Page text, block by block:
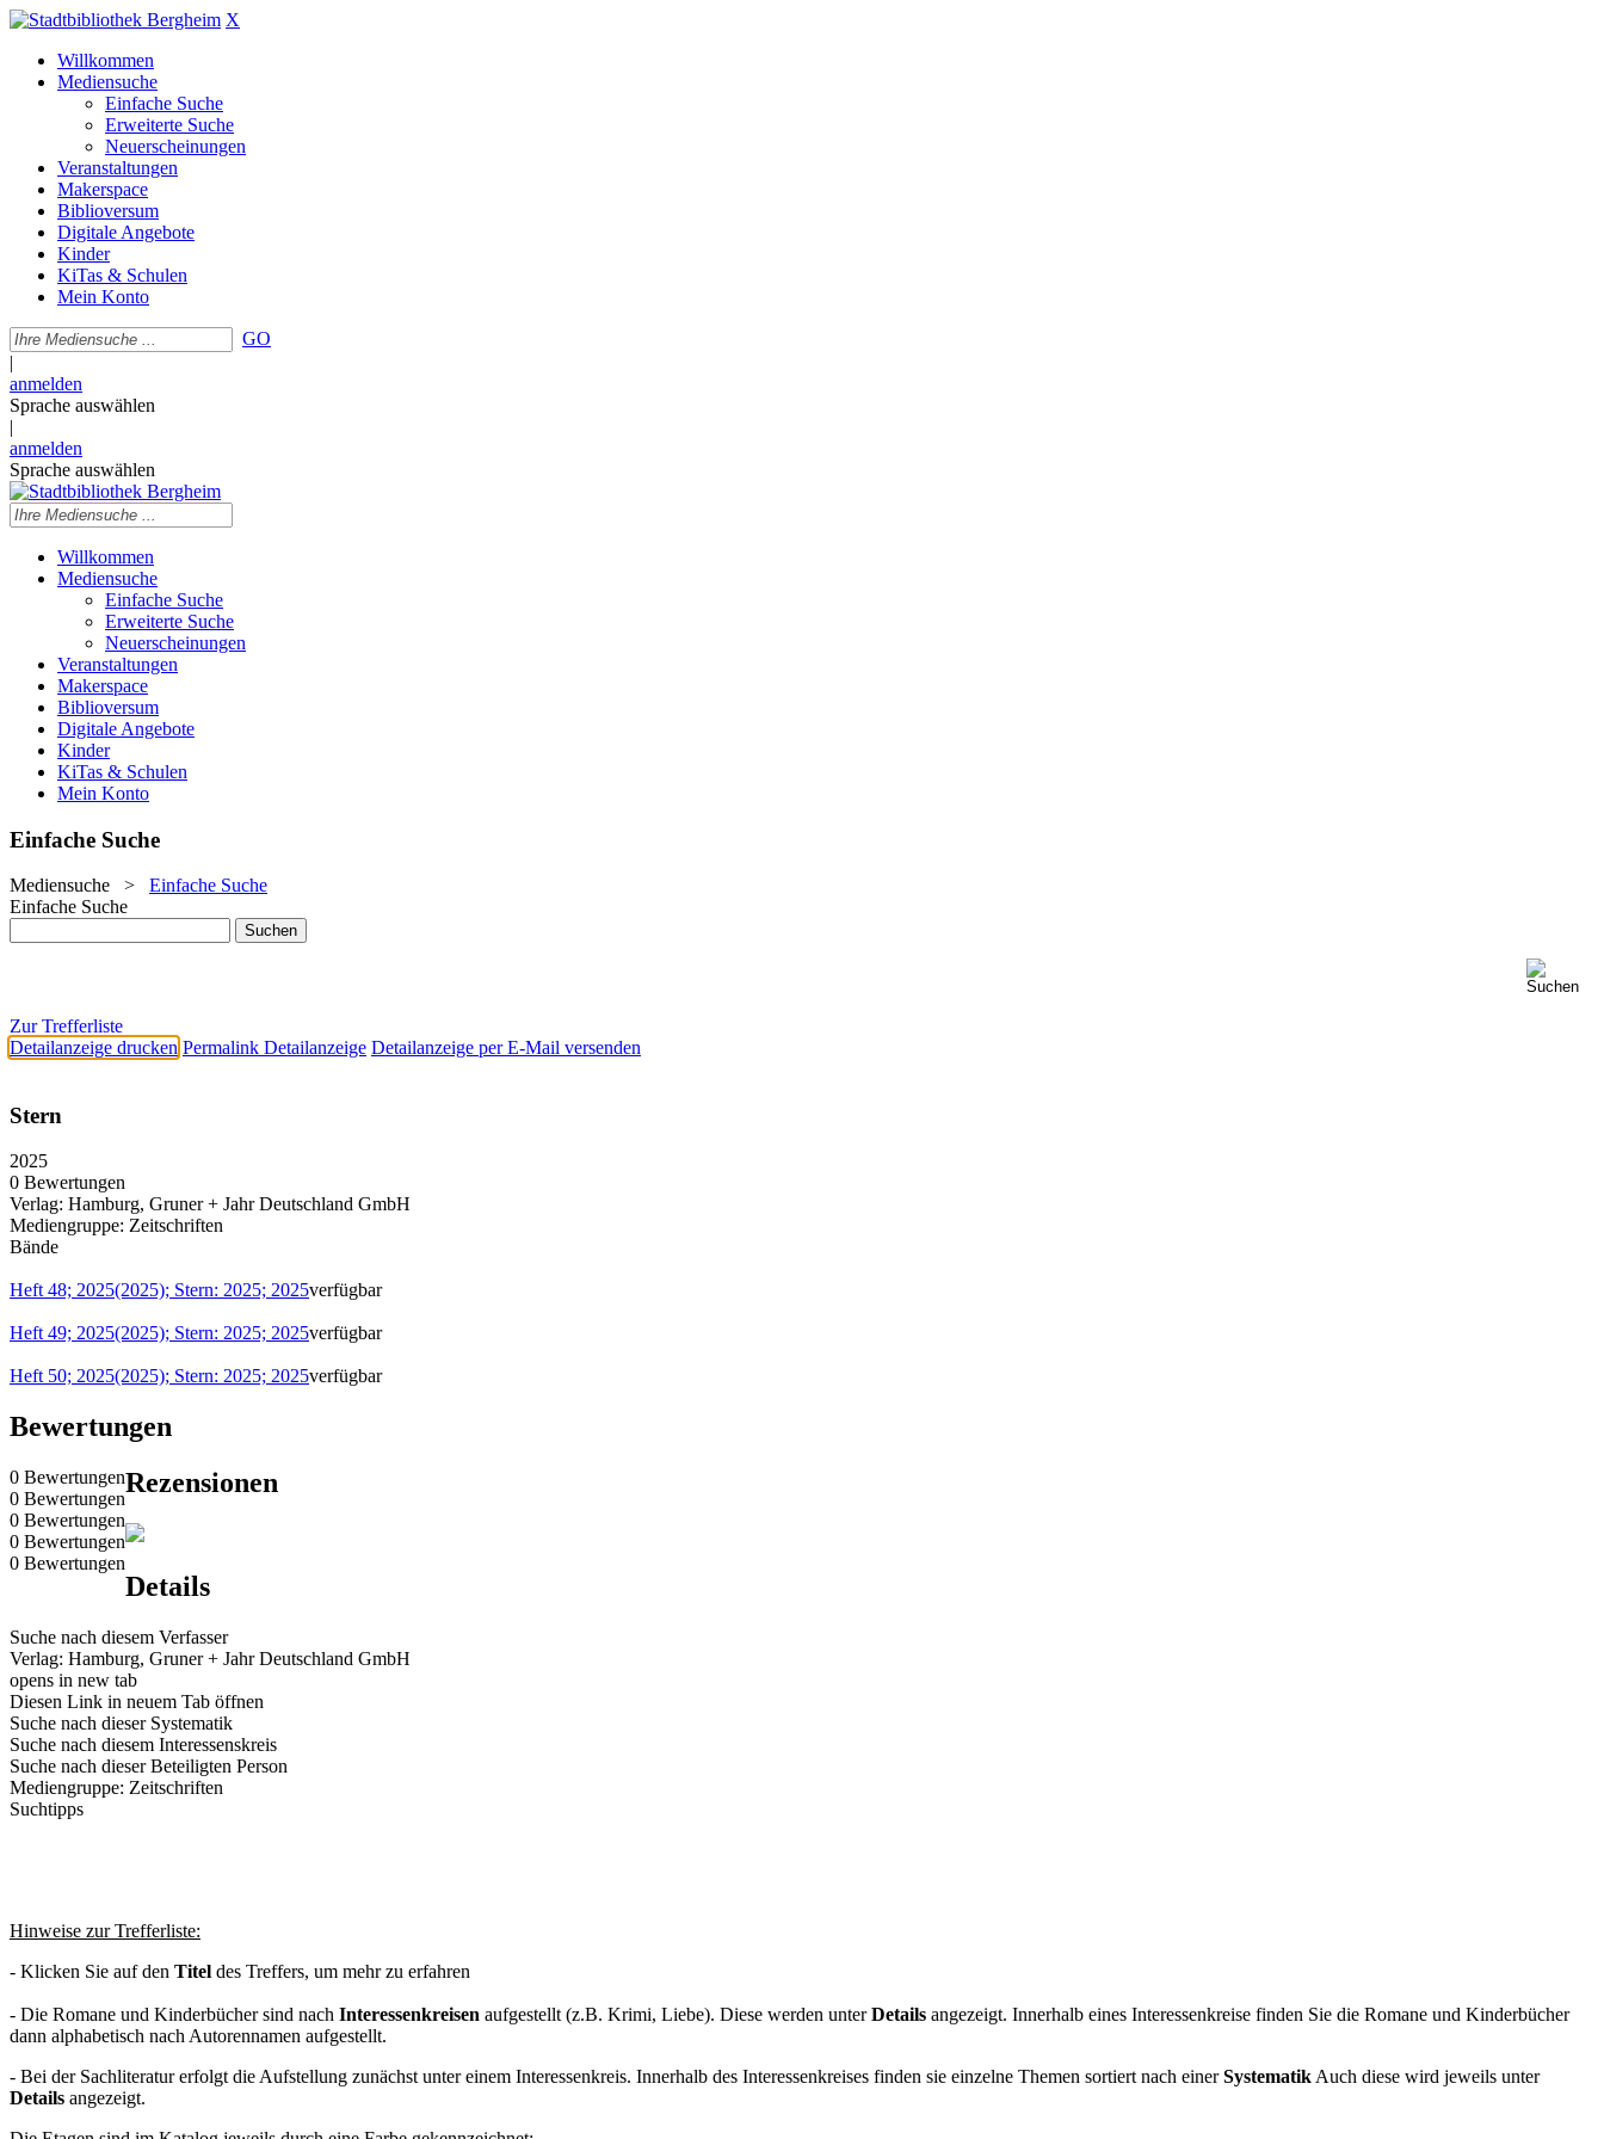
X
Willkommen
Mediensuche
Einfache Suche
Erweiterte Suche
Neuerscheinungen
Veranstaltungen
Makerspace
Biblioversum
Digitale Angebote
Kinder
KiTas & Schulen
Mein Konto
GO
|
anmelden
Sprache auswählen
|
anmelden
Sprache auswählen
Willkommen
Mediensuche
Einfache Suche
Erweiterte Suche
Neuerscheinungen
Veranstaltungen
Makerspace
Biblioversum
Digitale Angebote
Kinder
KiTas & Schulen
Mein Konto
Einfache Suche
Mediensuche > Einfache Suche
Einfache Suche
Zur Trefferliste
Detailanzeige drucken Permalink Detailanzeige Detailanzeige per E-Mail versenden
Stern
2025
0 Bewertungen
Verlag: Hamburg, Gruner + Jahr Deutschland GmbH
Mediengruppe: Zeitschriften
Bände
Heft 48; 2025(2025); Stern: 2025; 2025verfügbar
Heft 49; 2025(2025); Stern: 2025; 2025verfügbar
Heft 50; 2025(2025); Stern: 2025; 2025verfügbar
Bewertungen
0 Bewertungen
0 Bewertungen
0 Bewertungen
0 Bewertungen
0 Bewertungen
Rezensionen
Details
Suche nach diesem Verfasser
Verlag: Hamburg, Gruner + Jahr Deutschland GmbH
opens in new tab
Diesen Link in neuem Tab öffnen
Suche nach dieser Systematik
Suche nach diesem Interessenskreis
Suche nach dieser Beteiligten Person
Mediengruppe: Zeitschriften
Suchtipps
Hinweise zur Trefferliste:
- Klicken Sie auf den Titel des Treffers, um mehr zu erfahren
- Die Romane und Kinderbücher sind nach Interessenkreisen aufgestellt (z.B. Krimi, Liebe). Diese werden unterDetails angezeigt. Innerhalb eines Interessenkreise finden Sie die Romane und Kinderbücher
dann alphabetisch nach Autorennamen aufgestellt.
- Bei der Sachliteratur erfolgt die Aufstellung zunächst unter einem Interessenkreis. Innerhalb des Interessenkreises finden sie einzelne Themen sortiert nach einerSystematik Auch diese wird jeweils unter
Details angezeigt.